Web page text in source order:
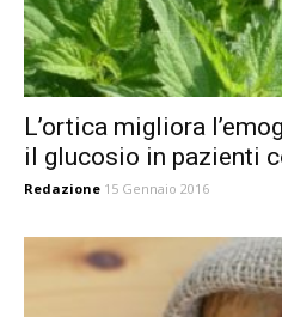
L’ortica migliora
il glucosio in pazienti
Redazione 15 Gennaio 2016